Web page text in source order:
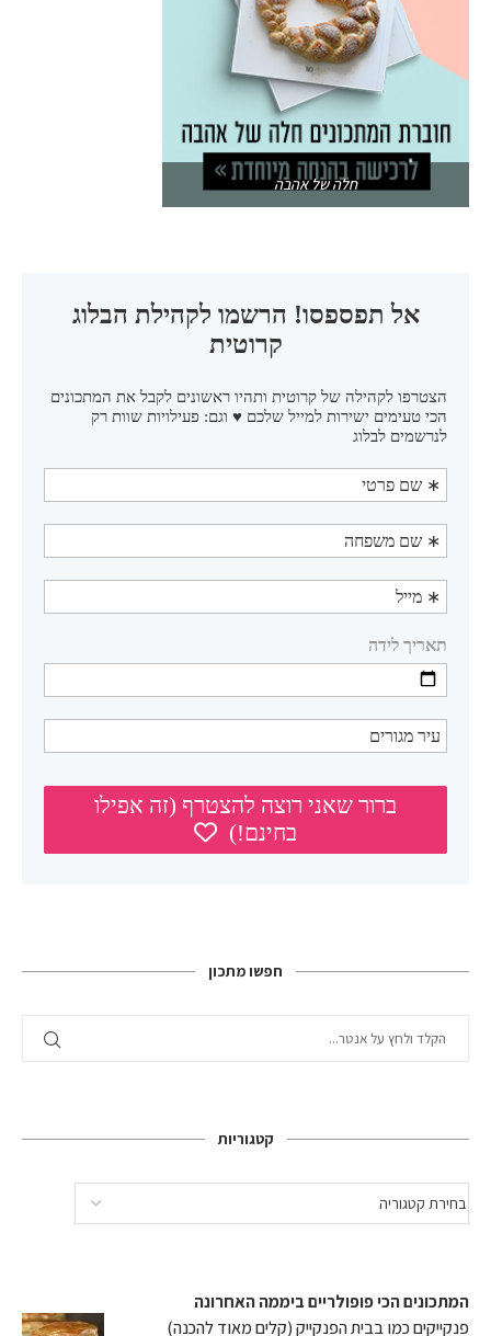
חלה של אהבה
חפשו מתכון
קטגוריות
המתכונים הכי פופולריים ביממה האחרונה
פנקייקים כמו בבית הפנקייק (קלים מאוד להכנה)